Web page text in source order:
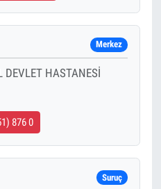
Merkez
HASTANESİ
876 0
Suruç